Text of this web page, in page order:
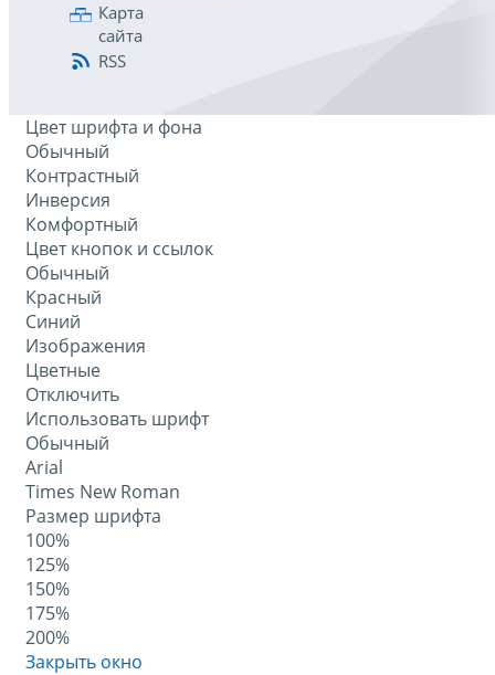
Карта
сайта
RSS
Цвет шрифта и фона
Обычный
Контрастный
Инверсия
Комфортный
Цвет кнопок и ссылок
Обычный
Красный
Синий
Изображения
Цветные
Отключить
Использовать шрифт
Обычный
Arial
Times New Roman
Размер шрифта
100%
125%
150%
175%
200%
Закрыть окно